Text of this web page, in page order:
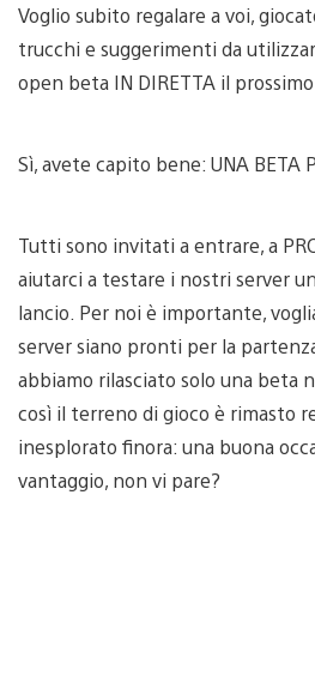
Voglio subito regalare a voi,
trucchi e suggerimenti da
open beta IN DIRETTA il
Sì, avete capito bene: UNA BETA
Tutti sono invitati a entrare, a
aiutarci a testare i nostri server
lancio. Per noi è importante,
server siano pronti per la
abbiamo rilasciato solo una beta
così il terreno di gioco è rimasto
inesplorato finora: una buona
vantaggio, non vi pare?